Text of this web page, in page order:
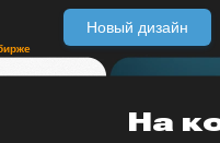
Новый дизайн